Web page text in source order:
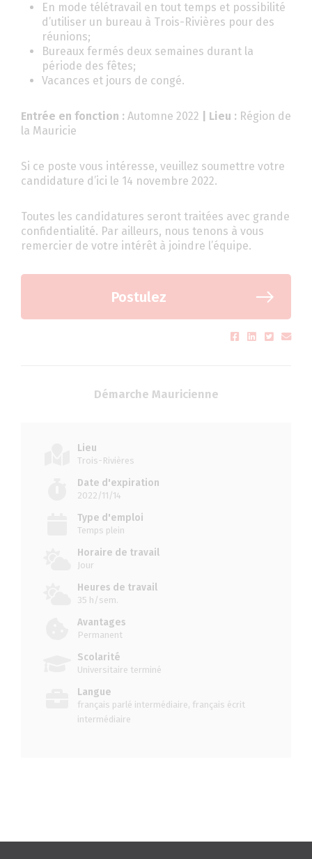
En mode télétravail en tout temps et possibilité
d’utiliser un bureau à Trois-Rivières pour des
réunions;
Bureaux fermés deux semaines durant la
période des fêtes;
Vacances et jours de congé.
Entrée en fonction : Automne 2022 | Lieu : Région de
la Mauricie
Si ce poste vous intéresse, veuillez soumettre votre
candidature d’ici le 14 novembre 2022.
Toutes les candidatures seront traitées avec grande
confidentialité. Par ailleurs, nous tenons à vous
remercier de votre intérêt à joindre l’équipe.
Postulez
Démarche Mauricienne
Lieu
Trois-Rivières
Date d'expiration
2022/11/14
Type d'emploi
Temps plein
Horaire de travail
Jour
Heures de travail
35 h/sem.
Avantages
Permanent
Scolarité
Universitaire terminé
Langue
français parlé intermédiaire, français écrit
intermédiaire